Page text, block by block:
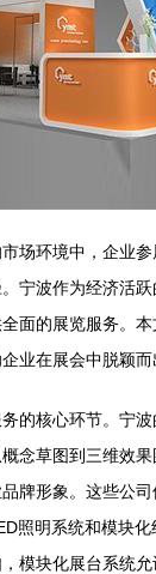
场环境中，企业
宁波作为经济活
面的展览服务。
业在展会中脱颖而
的核心环节。宁
念草图到三维效
牌形象。这些公
照明系统和模块
模块化展台系统